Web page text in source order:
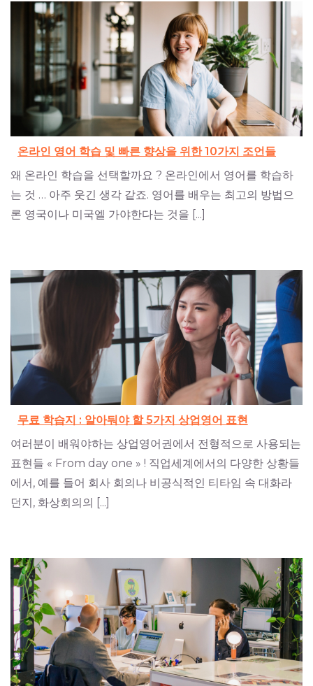
온라인 영어 학습 및 빠른 향상을 위한 10가지 조언들
왜 온라인 학습을 선택할까요 ? 온라인에서 영어를 학습하
는 것 … 아주 웃긴 생각 같죠. 영어를 배우는 최고의 방법으
론 영국이나 미국엘 가야한다는 것을 [...]
무료 학습지 : 알아둬야 할 5가지 상업영어 표현
여러분이 배워야하는 상업영어권에서 전형적으로 사용되는
표현들 « From day one » ! 직업세계에서의 다양한 상황들
에서, 예를 들어 회사 회의나 비공식적인 티타임 속 대화라
던지, 화상회의의 [...]